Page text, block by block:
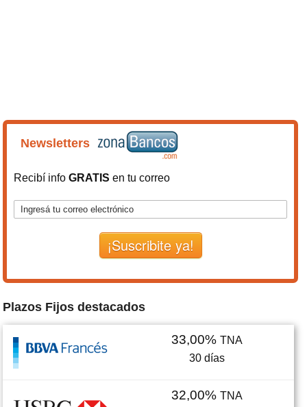
Newsletters
Recibí infoGRATIS en tu correo
¡Suscribite ya!
Plazos Fijos destacados
33,00% TNA
30 días
32,00% TNA